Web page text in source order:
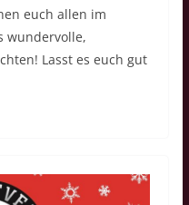
euch allen im
wundervolle,
Lasst es euch gut